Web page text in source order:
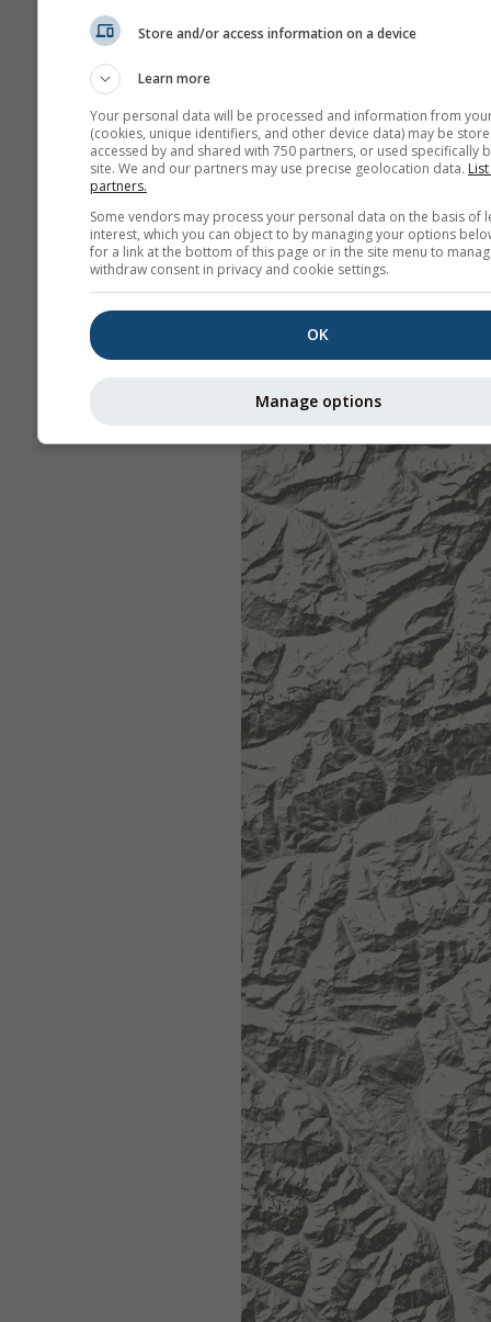
Store and/or access information on a device
Learn more
Your personal data will be processed and information from
(cookies, unique identifiers, and other device data) may be
accessed by and shared with 750 partners, or used specifically
site. We and our partners may use precise geolocation data.
partners.
Some vendors may process your personal data on the basis of
interest, which you can object to by managing your options
for a link at the bottom of this page or in the site menu to
withdraw consent in privacy and cookie settings.
OK
Manage options